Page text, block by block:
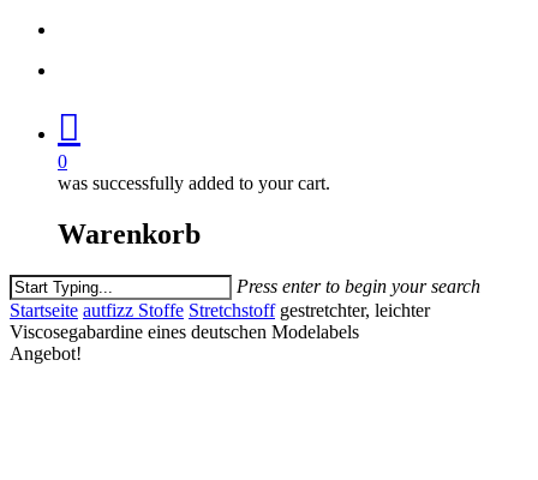
0
was successfully added to your cart.
Warenkorb
Press enter to begin your search
Close
Search
Startseite autfizz Stoffe Stretchstoff gestretchter, leichter
Viscosegabardine eines deutschen Modelabels
Angebot!